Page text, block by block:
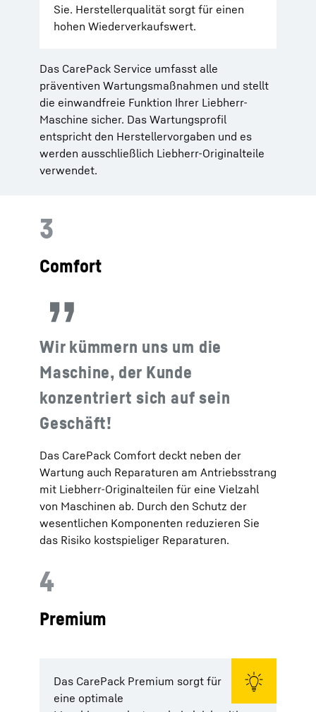
Sie. Herstellerqualität sorgt für einen
hohen Wiederverkaufswert.
Das CarePack Service umfasst alle
präventiven Wartungsmaßnahmen und stellt
die einwandfreie Funktion Ihrer Liebherr-
Maschine sicher. Das Wartungsprofil
entspricht den Herstellervorgaben und es
werden ausschließlich Liebherr-Originalteile
verwendet.
3
Comfort
Wir kümmern uns um die
Maschine, der Kunde
konzentriert sich auf sein
Geschäft!
Das CarePack Comfort deckt neben der
Wartung auch Reparaturen am Antriebsstrang
mit Liebherr-Originalteilen für eine Vielzahl
von Maschinen ab. Durch den Schutz der
wesentlichen Komponenten reduzieren Sie
das Risiko kostspieliger Reparaturen.
4
Premium
Das CarePack Premium sorgt für
eine optimale